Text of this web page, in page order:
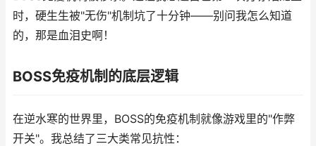
时，硬生生被"无伤"机制坑了十分钟——别问我怎么知道
的，那是血泪史啊！
BOSS免疫机制的底层逻辑
在逆水寒的世界里，BOSS的免疫机制就像游戏里的"作弊
开关"。我总结了三大类常见抗性：